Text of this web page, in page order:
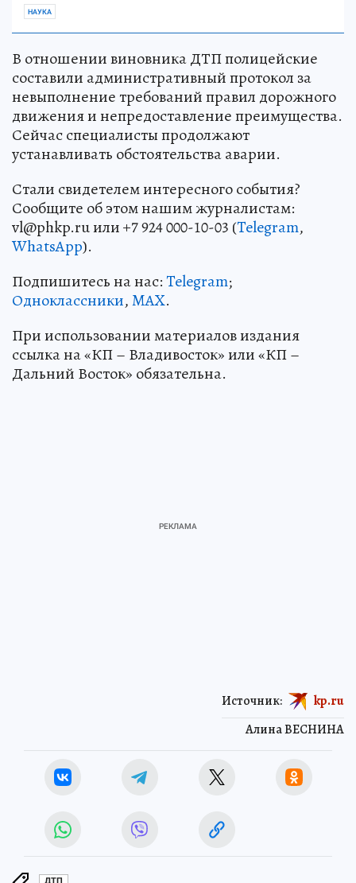
НАУКА
В отношении виновника ДТП полицейские
составили административный протокол за
невыполнение требований правил дорожного
движения и непредоставление преимущества.
Сейчас специалисты продолжают
устанавливать обстоятельства аварии.
Стали свидетелем интересного события?
Сообщите об этом нашим журналистам:
vl@phkp.ru или +7 924 000-10-03 (Telegram,
WhatsApp).
Подпишитесь на нас:Telegram;
Одноклассники,MAX.
При использовании материалов издания
ссылка на «КП – Владивосток» или «КП –
Дальний Восток» обязательна.
Алина ВЕСНИНА
Источник: kp.ru